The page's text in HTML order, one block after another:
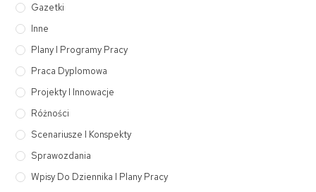
Gazetki
Inne
Plany I Programy Pracy
Praca Dyplomowa
Projekty I Innowacje
Różności
Scenariusze I Konspekty
Sprawozdania
Wpisy Do Dziennika I Plany Pracy